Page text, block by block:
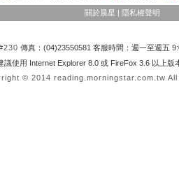
關於晨星 | 隱私權聲明
傳真：(04)23550581 客服時間：週一至週五
議使用 Internet Explorer 8.0 或 FireFox 3.6 以上版
© 2014 reading.morningstar.com.tw